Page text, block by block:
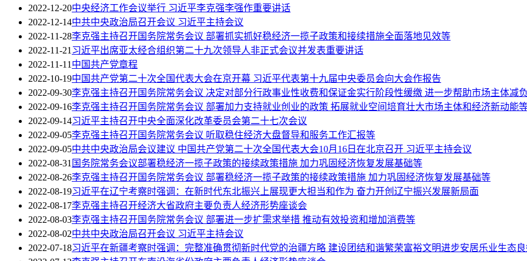
2022-12-20中央经济工作会议举行 习近平李克强李强作重要讲话
2022-12-14中共中央政治局召开会议 习近平主持会议
2022-11-28李克强主持召开国务院常务会议 部署抓实抓好稳经济一揽子政策和接续措施全面落地见效等
2022-11-21习近平出席亚太经合组织第二十九次领导人非正式会议并发表重要讲话
2022-11-11中国共产党章程
2022-10-19中国共产党第二十次全国代表大会在京开幕 习近平代表第十九届中央委员会向大会作报告
2022-09-30李克强主持召开国务院常务会议 决定对部分行政事业性收费和保证金实行阶段性缓缴 进一步帮助市场主体减
2022-09-16李克强主持召开国务院常务会议 部署加力支持就业创业的政策 拓展就业空间培育壮大市场主体和经济新动能
2022-09-14习近平主持召开中央全面深化改革委员会第二十七次会议
2022-09-05李克强主持召开国务院常务会议 听取稳住经济大盘督导和服务工作汇报等
2022-09-05中共中央政治局会议建议 中国共产党第二十次全国代表大会10月16日在北京召开 习近平主持会议
2022-08-31 国务院常务会议部署稳经济一揽子政策的接续政策措施 加力巩固经济恢复发展基础等
2022-08-26李克强主持召开国务院常务会议 部署稳经济一揽子政策的接续政策措施 加力巩固经济恢复发展基础等
2022-08-19习近平在辽宁考察时强调：在新时代东北振兴上展现更大担当和作为 奋力开创辽宁振兴发展新局面
2022-08-17李克强主持召开经济大省政府主要负责人经济形势座谈会
2022-08-03李克强主持召开国务院常务会议 部署进一步扩需求举措 推动有效投资和增加消费等
2022-08-02中共中央政治局召开会议 习近平主持会议
2022-07-18习近平在新疆考察时强调：完整准确贯彻新时代党的治疆方略 建设团结和谐繁荣富裕文明进步安居乐业生态